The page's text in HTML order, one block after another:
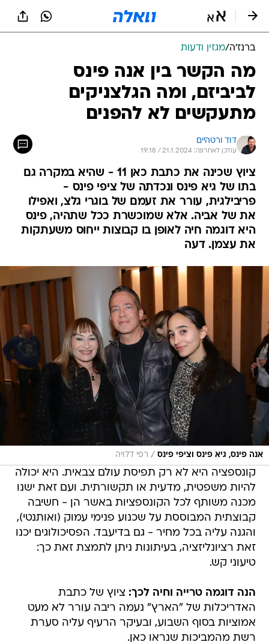
ברנז'ה/מגזין ודעות
מה הקשר בין אנה פינס
לביביזם, ומה הגלצניקים
מתעקשים לא להפנים
דוד ורטהיים
עודכן לאחרונה: 21.1.2024 / 19:18
ציוץ שכינה את כתבת כאן 11 - שהיא במקרה גם
בתו של גיא פינס ונכדתה של ציפי פינס -
פריבילגית, עורר את זעמם של בוגרי גלצ, ואפילו
את של אביה. אלא שמוכשרת ככל שתהיה, פינס
היא דוגמה חיה לאופן בו קבוצות ייחוס משעתקות
את עצמן. דעה
אנה פינס, גיא פינס וציפי פינס / רפי דלויה
קונספציה היא לא רק תפיסת עולם צבאית. היא יכולה
להיות משפטית, מדעית או תקשורתית. ועם זאת ישנו
מכנה משותף לכל הקונספציות באשר הן - חשיבה
קבוצתית המבוססת על שכנוע פנימי עמוק (ואותנטי),
והגנה עליה בכל מחיר - גם בדיעבד. הפסיכולוגים יכנו
זאת רציונליזציה, בעיתונות ניתן לתמצת זאת כך:
טיעוני קש.
הנה דוגמה טרייה וחיה לכך: ציוץ של כתבת
האדריכלות של "הארץ" נעמה ריבה עורר לא מעט
אמוציות בסוף השבוע, ובעיקר הרעיף עליה סערת
רשת מהמביכות שנראו כאן.